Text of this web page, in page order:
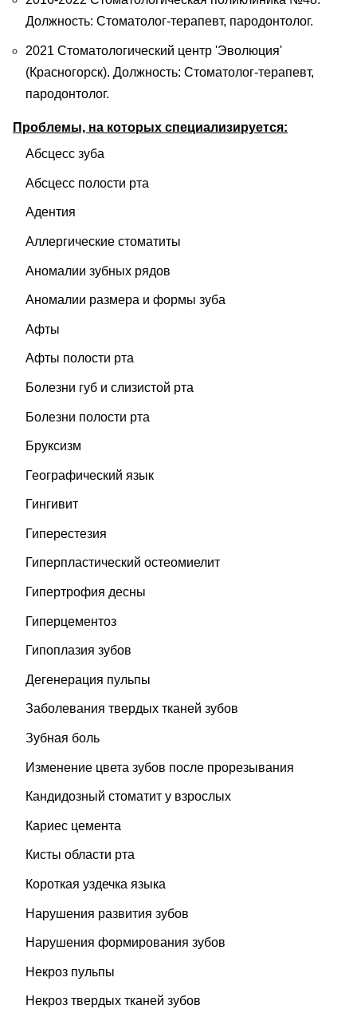
Должность: Стоматолог-терапевт, пародонтолог.
2021 Стоматологический центр 'Эволюция'
(Красногорск). Должность: Стоматолог-терапевт,
пародонтолог.
Проблемы, на которых специализируется:
Абсцесс зуба
Абсцесс полости рта
Адентия
Аллергические стоматиты
Аномалии зубных рядов
Аномалии размера и формы зуба
Афты
Афты полости рта
Болезни губ и слизистой рта
Болезни полости рта
Бруксизм
Географический язык
Гингивит
Гиперестезия
Гиперпластический остеомиелит
Гипертрофия десны
Гиперцементоз
Гипоплазия зубов
Дегенерация пульпы
Заболевания твердых тканей зубов
Зубная боль
Изменение цвета зубов после прорезывания
Кандидозный стоматит у взрослых
Кариес цемента
Кисты области рта
Короткая уздечка языка
Нарушения развития зубов
Нарушения формирования зубов
Некроз пульпы
Некроз твердых тканей зубов